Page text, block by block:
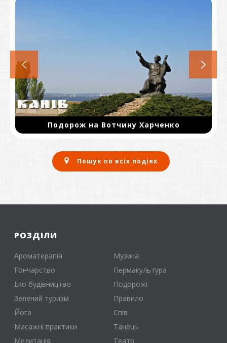
Подорож на Вотчину Харченко
Пошук по всіх подіях
РОЗДІЛИ
Ароматерапія
Гончарство
Еко будівництво
Зелений туризм
Йога
Масажні практики
Медитація
Музика
Пермакультура
Подорожі
Правило
Спів
Танець
Театр